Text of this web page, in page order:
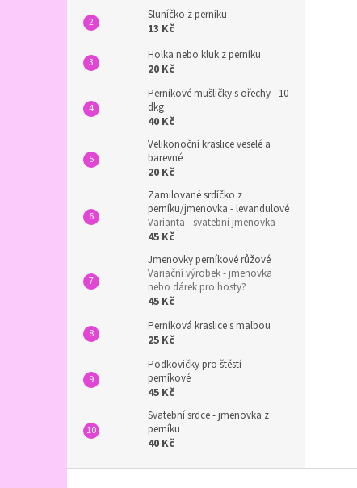
Sluníčko z perníku
13 Kč
Holka nebo kluk z perníku
20 Kč
Perníkové mušličky s ořechy - 10
dkg
40 Kč
Velikonoční kraslice veselé a
barevné
20 Kč
Zamilované srdíčko z
perníku/jmenovka - levandulové
Varianta - svatební jmenovka
45 Kč
Jmenovky perníkové růžové
Variační výrobek - jmenovka
nebo dárek pro hosty?
45 Kč
Perníková kraslice s malbou
25 Kč
Podkovičky pro štěstí -
perníkové
45 Kč
Svatební srdce - jmenovka z
perníku
40 Kč